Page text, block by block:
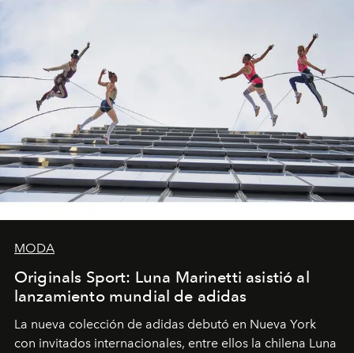
MODA
Originals Sport: Luna Marinetti asistió al
lanzamiento mundial de adidas
La nueva colección de adidas debutó en Nueva York
con invitados internacionales, entre ellos la chilena Luna